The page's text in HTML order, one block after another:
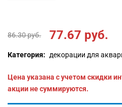
86.30руб. 77.67 руб.
Категория: декорации для
Цена указана с учетом скидки
акции не суммируются.